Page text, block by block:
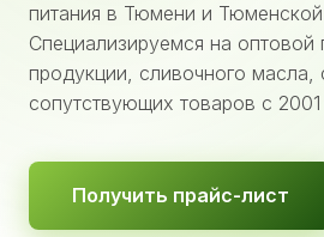
питания в Тюмени и
Специализируемся на оптовой
продукции, сливочного масла,
сопутствующих товаров с 2001
Получить прайс-лист